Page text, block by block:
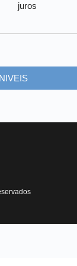
juros